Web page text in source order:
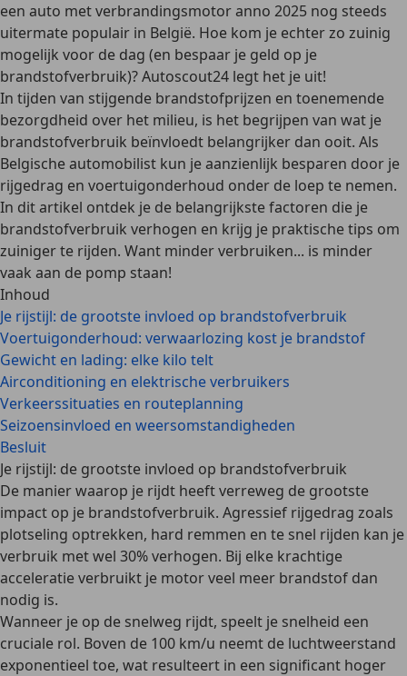
een auto met verbrandingsmotor anno 2025 nog steeds
uitermate populair in België. Hoe kom je echter zo zuinig
mogelijk voor de dag (en bespaar je geld op je
brandstofverbruik)? Autoscout24 legt het je uit!
In tijden van stijgende brandstofprijzen en toenemende
bezorgdheid over het milieu, is het begrijpen van wat je
brandstofverbruik beïnvloedt belangrijker dan ooit. Als
Belgische automobilist kun je aanzienlijk besparen door je
rijgedrag en voertuigonderhoud onder de loep te nemen.
In dit artikel ontdek je de belangrijkste factoren die je
brandstofverbruik verhogen en krijg je praktische tips om
zuiniger te rijden. Want minder verbruiken... is minder
vaak aan de pomp staan!
Inhoud
Je rijstijl: de grootste invloed op brandstofverbruik
Voertuigonderhoud: verwaarlozing kost je brandstof
Gewicht en lading: elke kilo telt
Airconditioning en elektrische verbruikers
Verkeerssituaties en routeplanning
Seizoensinvloed en weersomstandigheden
Besluit
Je rijstijl: de grootste invloed op brandstofverbruik
De manier waarop je rijdt heeft verreweg de grootste
impact op je brandstofverbruik. Agressief rijgedrag zoals
plotseling optrekken, hard remmen en te snel rijden kan je
verbruik met wel 30% verhogen. Bij elke krachtige
acceleratie verbruikt je motor veel meer brandstof dan
nodig is.
Wanneer je op de snelweg rijdt, speelt je snelheid een
cruciale rol. Boven de 100 km/u neemt de luchtweerstand
exponentieel toe, wat resulteert in een significant hoger